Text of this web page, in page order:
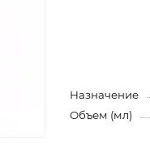
Назначение
Объем (мл)